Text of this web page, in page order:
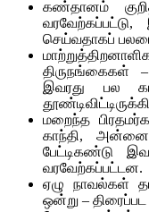
கண்தானம்
செய்வதாகப்
திருநங்கைகள்
இவரது பல
மறைந்த
காந்தி,
பேட்டிகண்டு
வரவேற்கப்பட்டன.
ஏழு நாவல்கள்
ஒன்று –